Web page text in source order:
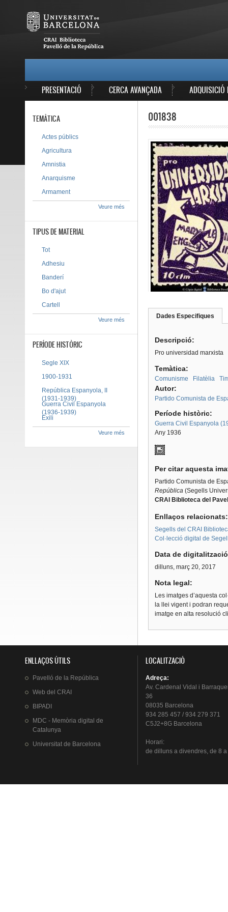
PRESENTACIÓ CERCA AVANÇADA ADQUISICIÓ
001838
Dades Especifiques
Descripció:
Pro universidad marxista
Temàtica:
Comunisme Filatèlia
Autor:
Partido Comunista de
Període històric:
Guerra Civil Espanyola
Any 1936
Per citar aquesta
Partido Comunista de
República(Segells
CRAI Biblioteca del
Enllaços
Segells del CRAI
Col·lecció digital de
Data de
dilluns, març 20, 2017
Nota legal:
Les imatges d’aquesta
la llei vigent i podran
imatge en alta resolució
TEMÀTICA
Actes públics
Agricultura
Amnistia
Anarquisme
Armament
Veure més
TIPUS DE MATERIAL
Tot
Adhesiu
Banderí
Bo d'ajut
Cartell
Veure més
PERÍODE HISTÒRIC
Segle XIX
1900-1931
República Espanyola, II
(1931-1939)
Guerra Civil Espanyola
(1936-1939)
Exili
Veure més
ENLLAÇOS ÚTILS
Pavelló de la República
Web del CRAI
BIPADI
MDC - Memòria digital de
Catalunya
Universitat de Barcelona
LOCALITZACIÓ
Adreça:
Av. Cardenal Vidal i
36
08035 Barcelona
934 285 457 / 934 279 371
C5J2+8G Barcelona
Horari:
de dillunsa divendres, de 8